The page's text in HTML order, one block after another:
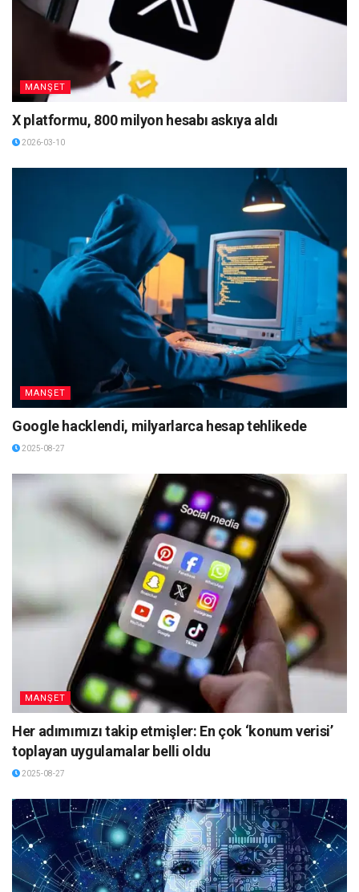
MANŞET
X platformu, 800 milyon hesabı askıya aldı
2026-03-10
MANŞET
Google hacklendi, milyarlarca hesap tehlikede
2025-08-27
MANŞET
Her adımımızı takip etmişler: En çok ‘konum verisi’
toplayan uygulamalar belli oldu
2025-08-27